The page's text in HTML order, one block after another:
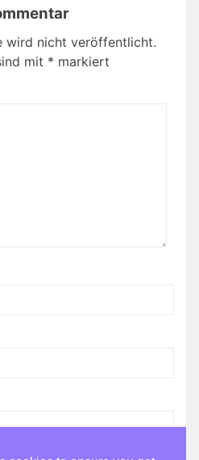
wird nicht veröffentlicht.
mit * markiert